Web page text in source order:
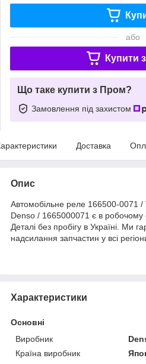
або
Купити з
Що таке купити з Пром?
Замовлення під захистом
Доставка
Опис
Автомобільне реле 166500-0071
Denso / 1665000071 є в робочому
Деталі без пробігу в Україні. Ми
надсилання запчастин у всі
Характеристики
Основні
Виробник
Країна виробник